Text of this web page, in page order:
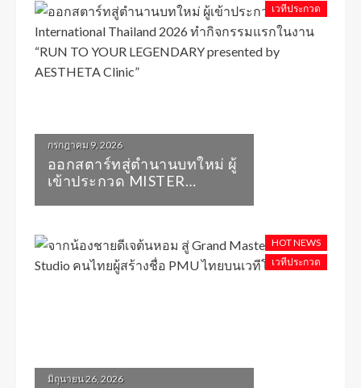
เวทีประกวด
กรกฎาคม 9, 2026
ออกสตาร์ทสู่ตำนานบทใหม่ ผู้
เข้าประกวด MISTER
LEGENDARY PRESENTED
BY AESTHETA CLINIC”
HOT NEWS
เวทีประกวด
มิถุนายน 26, 2026